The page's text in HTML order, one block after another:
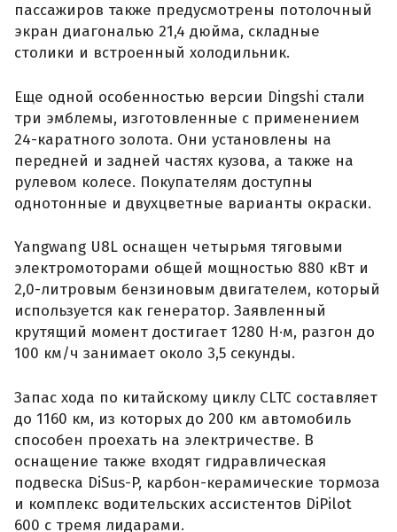
пассажиров также предусмотрены потолочный
экран диагональю 21,4 дюйма, складные
столики и встроенный холодильник.
Еще одной особенностью версии Dingshi стали
три эмблемы, изготовленные с применением
24-каратного золота. Они установлены на
передней и задней частях кузова, а также на
рулевом колесе. Покупателям доступны
однотонные и двухцветные варианты окраски.
Yangwang U8L оснащен четырьмя тяговыми
электромоторами общей мощностью 880 кВт и
2,0-литровым бензиновым двигателем, который
используется как генератор. Заявленный
крутящий момент достигает 1280 Н·м, разгон до
100 км/ч занимает около 3,5 секунды.
Запас хода по китайскому циклу CLTC составляет
до 1160 км, из которых до 200 км автомобиль
способен проехать на электричестве. В
оснащение также входят гидравлическая
подвеска DiSus-P, карбон-керамические тормоза
и комплекс водительских ассистентов DiPilot
600 с тремя лидарами.